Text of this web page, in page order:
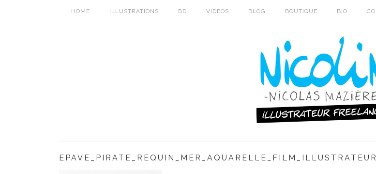
HOME ILLUSTRATIONS BD VIDÉOS BLOG BOUTIQUE BIO